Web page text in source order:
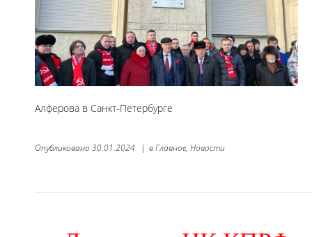
Алферова в Санкт-Петербурге
Опубликовано 30.01.2024 | вГлавное, Новости